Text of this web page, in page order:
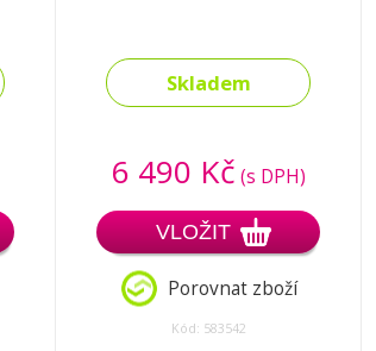
Skladem
6 490 Kč (s DPH)
VLOŽIT
Porovnat zboží
Kód: 583542